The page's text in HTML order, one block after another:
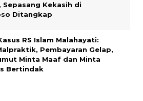
Sepasang Kekasih di
Ditangkap
RS Islam Malahayati:
Pembayaran Gelap,
Minta Maaf dan Minta
Bertindak